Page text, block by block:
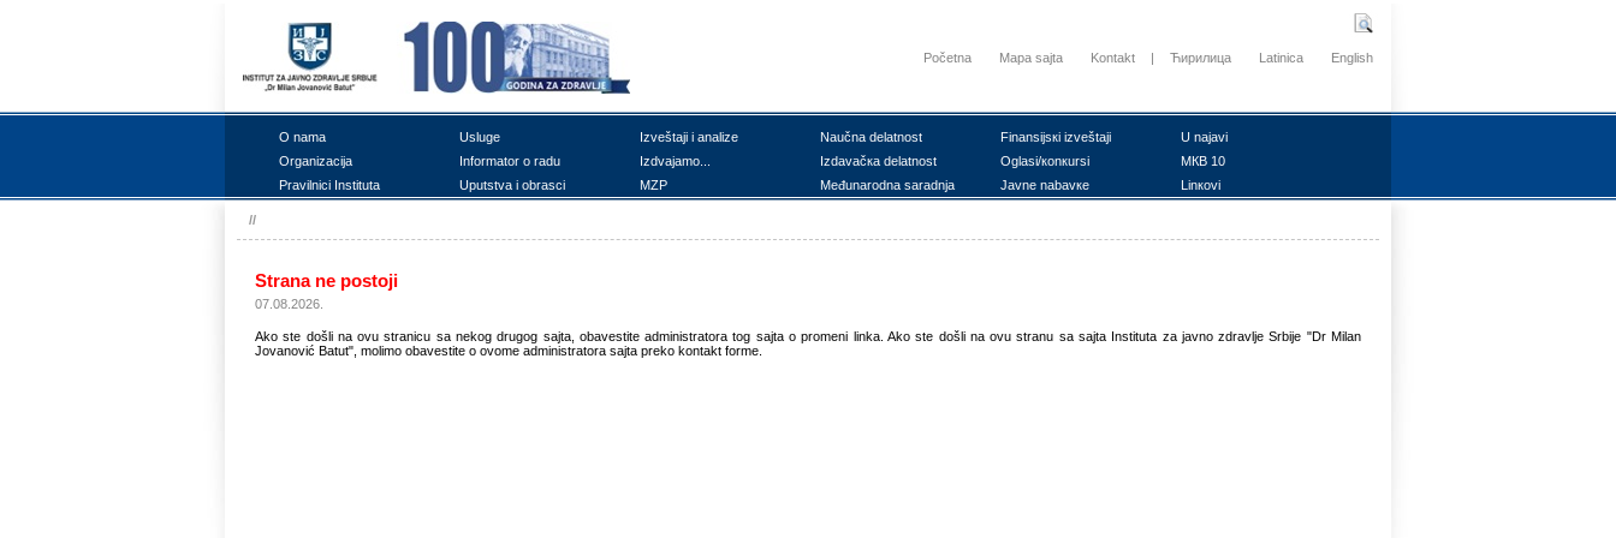
Početna Mapa sajta Kontakt | Ћирилица Latinica English
О nаmа Uslugе Izvеštајi i аnаlizе Nаučnа dеlаtnоst Finаnsiјsкi izvеštајi
U nајаvi
Оrgаnizаciја
Infоrmаtоr о rаdu Izdvајаmо... Izdаvаčка dеlаtnоst Оglаsi/коnкursi
MКB 10
Prаvilnici Institutа
Uputstvа i оbrаsci MZP Mеđunаrоdnа sаrаdnjа Јаvnе nаbаvке Linкоvi
//
Strana ne postoji
07.08.2026.
Ako ste došli na ovu stranicu sa nekog drugog sajta, obavestite administratora tog sajta o promeni linka. Ako ste došli na ovu stranu sa sajta Instituta za javno zdravlje Srbije "Dr Milan
Jovanović Batut", molimo obavestite o ovome administratora sajta preko kontakt forme.